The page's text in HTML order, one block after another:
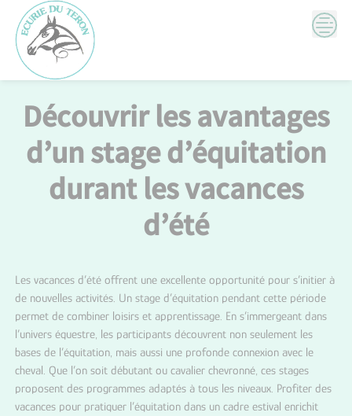
content
Découvrir les avantages
d’un stage d’équitation
durant les vacances
d’été
Les vacances d’été offrent une excellente opportunité pour s’initier à
de nouvelles activités. Un stage d’équitation pendant cette période
permet de combiner loisirs et apprentissage. En s’immergeant dans
l’univers équestre, les participants découvrent non seulement les
bases de l’équitation, mais aussi une profonde connexion avec le
cheval. Que l’on soit débutant ou cavalier chevronné, ces stages
proposent des programmes adaptés à tous les niveaux. Profiter des
vacances pour pratiquer l’équitation dans un cadre estival enrichit